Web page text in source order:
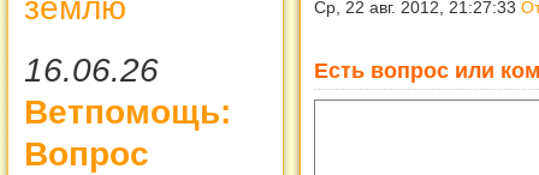
землю
16.06.26
Ветпомощь:
Вопрос
Ср, 22 авг. 2012, 21:27:33
Есть вопрос или